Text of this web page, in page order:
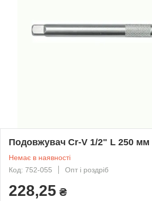
Подовжувач Cr-V 1/2" L 250 мм
Немає в наявності
Код: 752-055
Опт і роздріб
228,25 ₴